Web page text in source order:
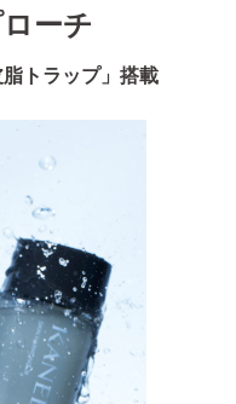
ーチ
トラップ」搭載​